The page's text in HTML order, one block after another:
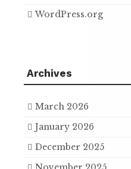
WordPress.org
Archives
March 2026
January 2026
December 2025